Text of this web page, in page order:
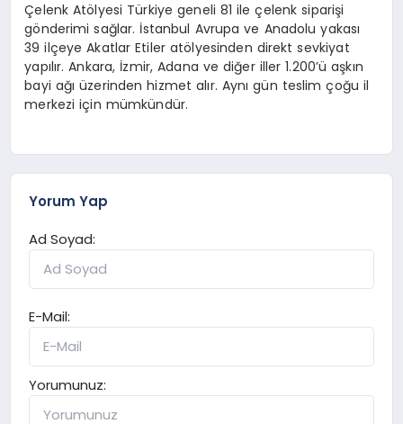
Çelenk Atölyesi Türkiye geneli 81 ile çelenk siparişi
gönderimi sağlar. İstanbul Avrupa ve Anadolu yakası
39 ilçeye Akatlar Etiler atölyesinden direkt sevkiyat
yapılır. Ankara, İzmir, Adana ve diğer iller 1.200’ü aşkın
bayi ağı üzerinden hizmet alır. Aynı gün teslim çoğu il
merkezi için mümkündür.
Yorum Yap
Ad Soyad:
E-Mail:
Yorumunuz: